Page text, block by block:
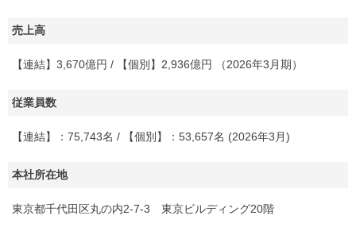
売上高
【連結】3,670億円 / 【個別】2,936億円 （2026年3月期）
従業員数
【連結】：75,743名 / 【個別】：53,657名 (2026年3月)
本社所在地
東京都千代田区丸の内2-7-3 東京ビルディング20階